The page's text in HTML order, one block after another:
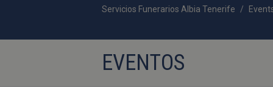
Servicios Funerarios Albia Tenerife
EVENTOS